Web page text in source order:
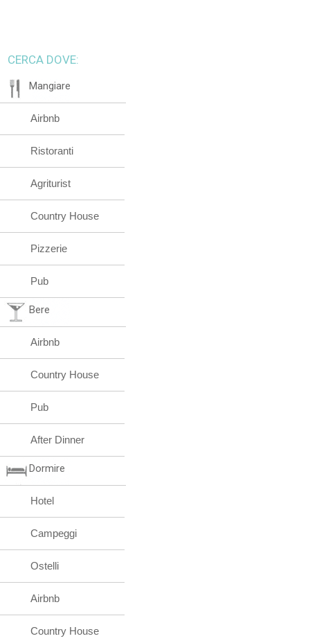
CERCA DOVE:
Mangiare
Airbnb
Ristoranti
Agriturist
Country House
Pizzerie
Pub
Bere
Airbnb
Country House
Pub
After Dinner
Dormire
Hotel
Campeggi
Ostelli
Airbnb
Country House